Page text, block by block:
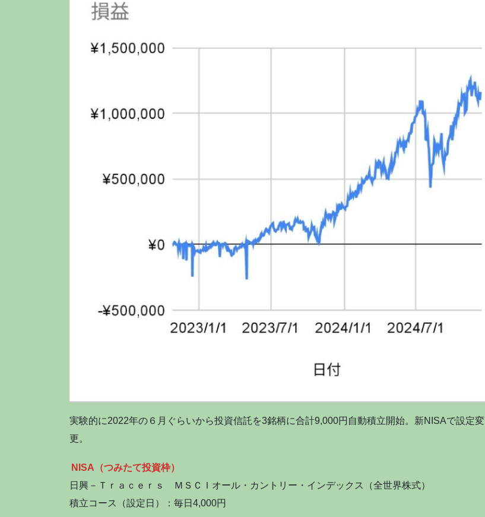
実験的に2022年の６月ぐらいから投資信託を3銘柄に合計9,000円自動積立開始。新NISAで設定変
更。
NISA（つみたて投資枠）
日興－Ｔｒａｃｅｒｓ ＭＳＣＩオール・カントリー・インデックス（全世界株式）
積立コース（設定日）：毎日4,000円